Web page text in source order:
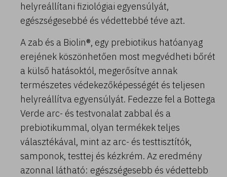
400 ML
Fiori d'Oriente - Tusfürdő ylang ylang és
damaszkuszi rózsa kivonattal (400 ml)
2.590 Ft
helyreállítani fiziológiai egyensúlyát,
egészségesebbé és védettebbé téve azt.
A zab és a Biolin®, egy prebiotikus hatóanyag
erejének köszönhetően most megvédheti bőrét
a külső hatásoktól, megerősítve annak
természetes védekezőképességét és teljesen
helyreállítva egyensúlyát. Fedezze fel a Bottega
Verde arc- és testvonalat zabbal és a
prebiotikummal, olyan termékek teljes
választékával, mint az arc- és testtisztítók,
samponok, testtej és kézkrém. Az eredmény
azonnal látható: egészségesebb és védettebb